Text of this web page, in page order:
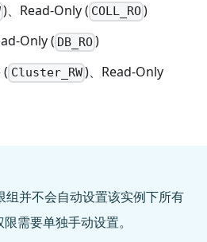
)、Read-Only ( COLL_RO)
Only ( DB_RO)
( Cluster_RW)、Read-Only
并不会自动设置该实例下所有
需要单独手动设置。